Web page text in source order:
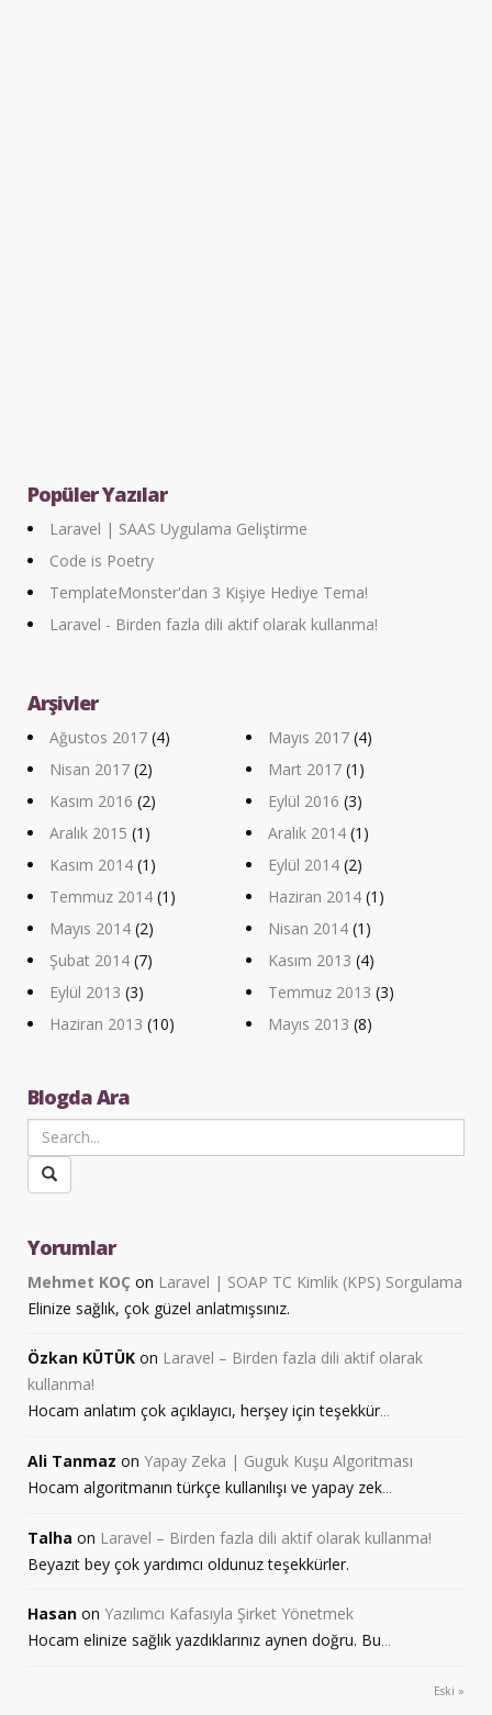
Popüler Yazılar
Laravel | SAAS Uygulama Geliştirme
Code is Poetry
TemplateMonster'dan 3 Kişiye Hediye Tema!
Laravel - Birden fazla dili aktif olarak kullanma!
Arşivler
Ağustos 2017 (4) Mayıs 2017 (4)
Nisan 2017 (2) Mart 2017 (1)
Kasım 2016 (2) Eylül 2016 (3)
Aralık 2015 (1) Aralık 2014 (1)
Kasım 2014 (1) Eylül 2014 (2)
Temmuz 2014 (1) Haziran 2014 (1)
Mayıs 2014 (2) Nisan 2014 (1)
Şubat 2014 (7) Kasım 2013 (4)
Eylül 2013 (3) Temmuz 2013 (3)
Haziran 2013 (10) Mayıs 2013 (8)
Blogda Ara
Yorumlar
Mehmet KOÇ on Laravel | SOAP TC Kimlik (KPS) Sorgulama
Elinize sağlık, çok güzel anlatmışsınız.
Özkan KÜTÜK on Laravel – Birden fazla dili aktif olarak
kullanma!
Hocam anlatım çok açıklayıcı, herşey için teşekkür
Ali Tanmaz on Yapay Zeka | Guguk Kuşu Algoritması
Hocam algoritmanın türkçe kullanılışı ve yapay zek
Talha on Laravel – Birden fazla dili aktif olarak kullanma!
Beyazıt bey çok yardımcı oldunuz teşekkürler.
Hasan on Yazılımcı Kafasıyla Şirket Yönetmek
Hocam elinize sağlık yazdıklarınız aynen doğru. Bu
Eski »